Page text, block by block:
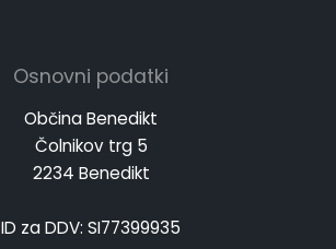
Osnovni podatki
Občina Benedikt
Čolnikov trg 5
2234 Benedikt
ID za DDV: SI77399935